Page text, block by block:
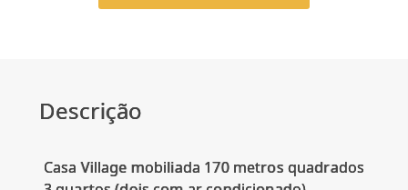
Descrição
Casa Village mobiliada 170 metros quadrados